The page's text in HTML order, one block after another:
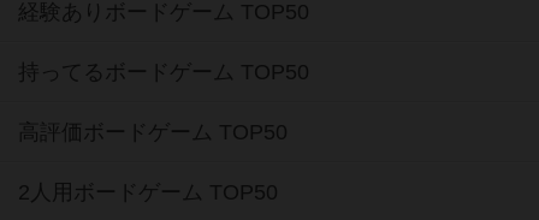
経験ありボードゲーム TOP50
持ってるボードゲーム TOP50
高評価ボードゲーム TOP50
2人用ボードゲーム TOP50